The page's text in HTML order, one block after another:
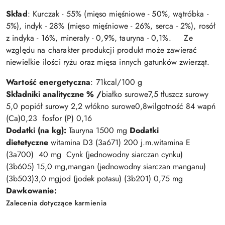
Skład: Kurczak - 55% (mięso mięśniowe - 50%, wątróbka -
5%), indyk - 28% (mięso mięśniowe - 26%, serca - 2%), rosół
z indyka - 16%, minerały - 0,9%, tauryna - 0,1%. Ze
względu na charakter produkcji produkt może zawierać
niewielkie ilości ryżu oraz mięsa innych gatunków zwierząt.
Wartość energetyczna: 71kcal/100 g
Składniki analityczne % /białko surowe7,5 tłuszcz surowy
5,0 popiół surowy 2,2 włókno surowe0,8wilgotność 84 wapń
(Ca)0,23 fosfor (P) 0,16
Dodatki (na kg): Tauryna 1500 mg Dodatki
dietetyczne witamina D3 (3a671) 200 j.m.witamina E
(3a700) 40 mg Cynk (jednowodny siarczan cynku)
(3b605) 15,0 mg,mangan (jednowodny siarczan manganu)
(3b503)3,0 mgjod (jodek potasu) (3b201) 0,75 mg
Dawkowanie:
Zalecenia dotyczące karmienia